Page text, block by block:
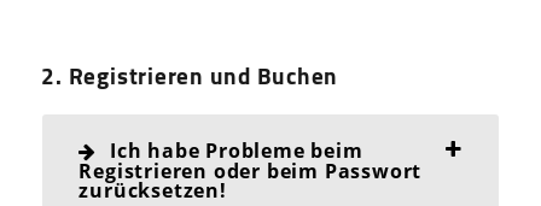
2. Registrieren und Buchen
Ich habe Probleme beim
Registrieren oder beim Passwort
zurücksetzen!